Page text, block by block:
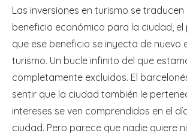
Las inversiones en turismo se traducen
beneficio económico para la ciudad, el
que ese beneficio se inyecta de nuevo
turismo. Un bucle infinito del que
completamente excluidos. El
sentir que la ciudad también le
intereses se ven comprendidos en el
ciudad. Pero parece que nadie quiere